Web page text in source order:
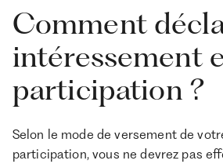
Comment
intéressement
participation ?
Selon le mode de versement de
participation, vous ne devrez pas